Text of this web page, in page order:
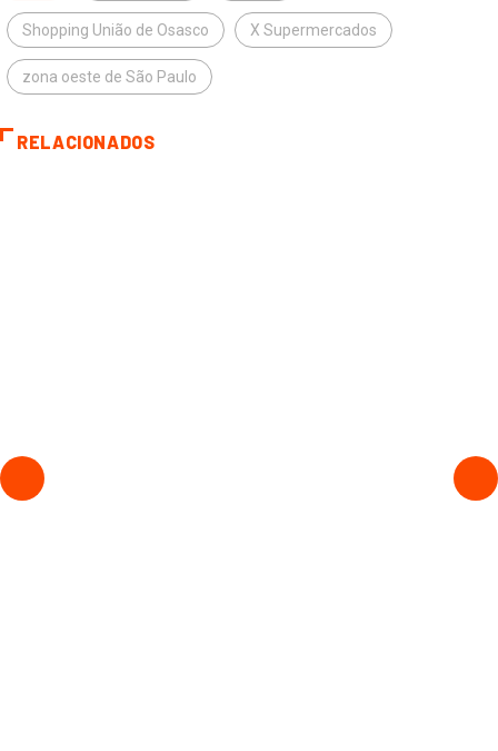
Shopping União de Osasco X Supermercados
zona oeste de São Paulo
RELACIONADOS